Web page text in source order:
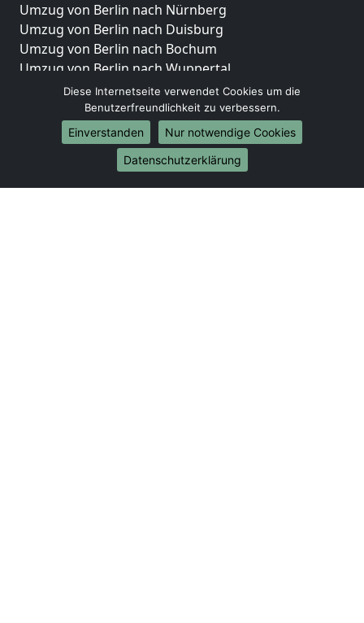
Umzug von Berlin nach Nürnberg
Umzug von Berlin nach Duisburg
Umzug von Berlin nach Bochum
Umzug von Berlin nach Wuppertal
Umzug von Berlin nach Bielefeld
Umzug von Berlin nach Bonn
Umzug von Berlin nach Münster
Internationale-Umzüge
Umzug von Berlin nach Brasilien
Diese Internetseite verwendet Cookies um die
Benutzerfreundlichkeit zu verbessern.
Einverstanden
Nur notwendige Cookies
Datenschutzerklärung